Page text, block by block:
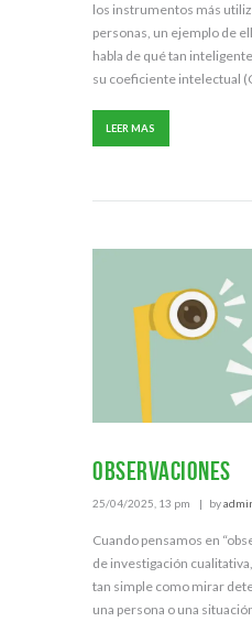
los instrumentos más
personas, un ejemplo de
habla de qué tan
su coeficiente intelectual
LEER MAS
Observaciones
25/04/2025, 13 pm by
Cuando pensamos en
de investigación
tan simple como mirar
una persona o una